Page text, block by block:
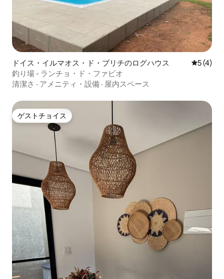
ドイス・イルマオス・ド・ブリチのログハウス レビュー
5 (4)
釣り場 - ランチョ・ド・ファビオ
清潔さ · アメニティ・設備 · 屋内スペース
ゲストチョイス
ゲストチョイス